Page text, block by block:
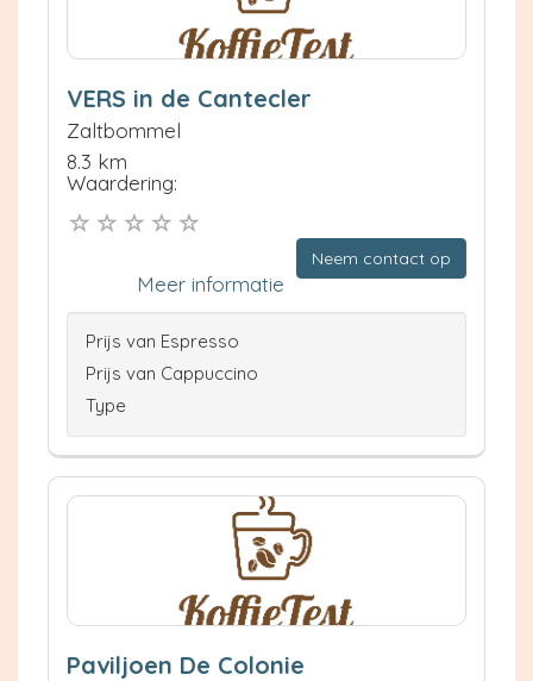
VERS in de Cantecler
Zaltbommel
8.3 km
Waardering:
Neem contact op
Meer informatie
Prijs van Espresso
Prijs van Cappuccino
Type
Paviljoen De Colonie